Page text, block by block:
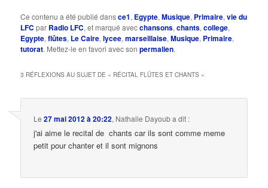
Ce contenu a été publié dansce1, Egypte,Musique, Primaire,vie du
LFC par Radio LFC, et marqué avecchansons,chants,college,
Egypte,flûtes, Le Caire,lycee,marseillaise,Musique, Primaire,
tutorat. Mettez-le en favori avec sonpermalien.
3 RÉFLEXIONS AU SUJET DE « RÉCITAL FLÛTES ET CHANTS »
Le27 mai 2012 à 20:22, Nathalie Dayouba dit :
j'ai aime le recital de chants car ils sont comme meme
petit pour chanter et il sont mignons